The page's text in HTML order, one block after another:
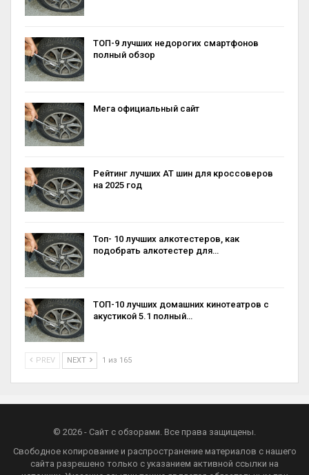
ТОП-9 лучших недорогих смартфонов
полный обзор
Мега официальный сайт
Рейтинг лучших AT шин для кроссоверов
на 2025 год
Топ- 10 лучших алкотестеров, как
подобрать алкотестер для…
ТОП-10 лучших домашних кинотеатров с
акустикой 5.1 полный…
PREV NEXT 1 из 165
© 2026 - Сайт с обзорами. Все права защищены.
Свободное копирование и распространение материалов с нашего
сайта разрешено только с указанием активной ссылки на